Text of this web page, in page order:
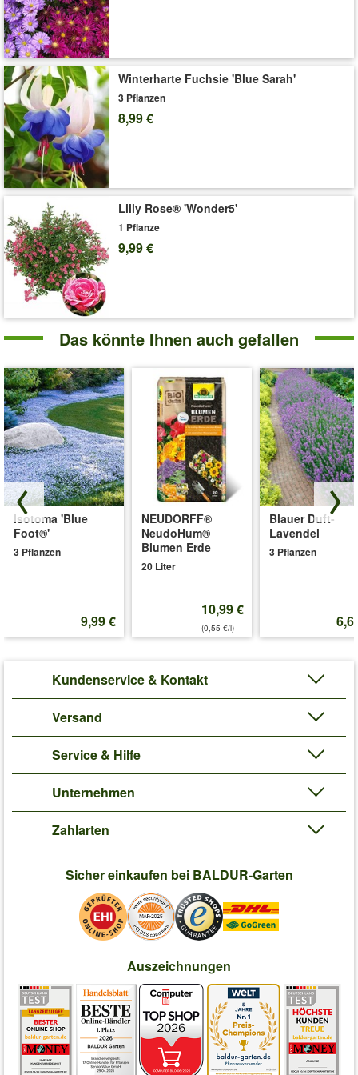
Liefergröße:10,5 cm Topf
'Rosa Thunbergia 'Pink Surprise''
Winterharte Fuchsie 'Blue Sarah'
3 Pflanzen
8,99 €
Lilly Rose® 'Wonder5'
1 Pflanze
9,99 €
Das könnte Ihnen auch gefallen
Isotoma 'Blue
Foot®'
3 Pflanzen
9,99 €
NEUDORFF®
NeudoHum®
Blumen Erde
20 Liter
10,99 €
(0,55 €/l)
Blauer Duft-
Lavendel
3 Pflanzen
Kundenservice & Kontakt
Versand
Service & Hilfe
Unternehmen
Zahlarten
Sicher einkaufen bei BALDUR-Garten
Auszeichnungen